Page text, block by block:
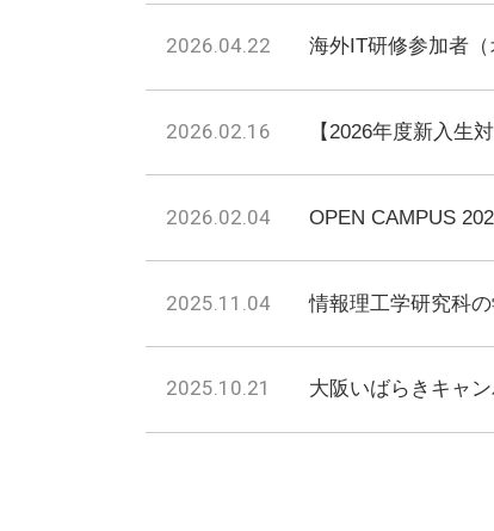
2026.04.22 海外IT研修参加者
2026.02.16 【2026年度新入生
2026.02.04 OPEN CAMPUS
2025.11.04 情報理工学研究科
2025.10.21 大阪いばらきキャ